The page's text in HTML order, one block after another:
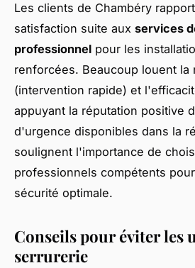
Les clients de Chambéry
satisfaction suite aux services
professionnel pour les
renforcées. Beaucoup louent la
(intervention rapide) et
appuyant la réputation positive
d'urgence disponibles dans la
soulignent l'importance de
professionnels compétents
sécurité optimale.
Conseils pour éviter les
serrurerie